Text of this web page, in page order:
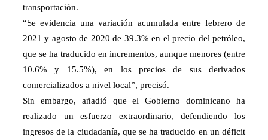
transportación.
“Se evidencia una variación acumulada entre febrero de
2021 y agosto de 2020 de 39.3% en el precio del petróleo,
que se ha traducido en incrementos, aunque menores (entre
10.6% y 15.5%), en los precios de sus derivados
comercializados a nivel local”, precisó.
Sin embargo, añadió que el Gobierno dominicano ha
realizado un esfuerzo extraordinario, defendiendo los
ingresos de la ciudadanía, que se ha traducido en un déficit